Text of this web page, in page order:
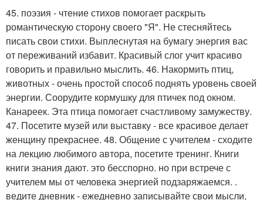
45. поэзия - чтение стихов помогает раскрыть
романтическую сторону своего "Я". Не стесняйтесь
писать свои стихи. Выплеснутая на бумагу энергия вас
от переживаний избавит. Красивый слог учит красиво
говорить и правильно мыслить. 46. Накормить птиц,
животных - очень простой способ поднять уровень своей
энергии. Соорудите кормушку для птичек под окном.
Канареек. Эта птица помогает счастливому замужеству.
47. Посетите музей или выставку - все красивое делает
женщину прекраснее. 48. Общение с учителем - сходите
на лекцию любимого автора, посетите тренинг. Книги
книги знания дают. это бесспорно. но при встрече с
учителем мы от человека энергией подзаряжаемся. .
ведите дневник - ежедневно записывайте свои мысли,